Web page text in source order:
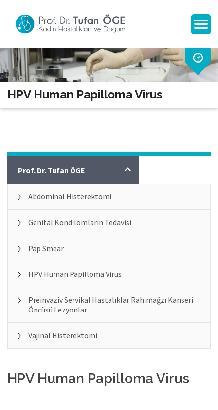
HPV Human Papilloma Virus
Jinekoloji
Prof. Dr. Tufan ÖGE
Abdominal Histerektomi
Genital Kondilomların Tedavisi
Pap Smear
HPV Human Papilloma Virus
Preinvaziv Servikal Hastalıklar Rahimağzı Kanseri
Öncüsü Lezyonlar
Vajinal Histerektomi
HPV Human Papilloma Virus